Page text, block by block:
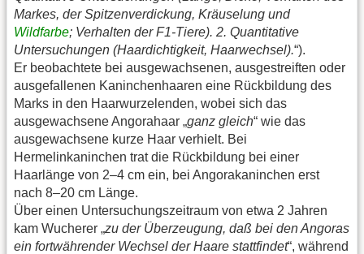
Markes, der Spitzenverdickung, Kräuselung und
Wildfarbe; Verhalten der F1-Tiere). 2. Quantitative
Untersuchungen (Haardichtigkeit, Haarwechsel).“).
Er beobachtete bei ausgewachsenen, ausgestreiften oder
ausgefallenen Kaninchenhaaren eine Rückbildung des
Marks in den Haarwurzelenden, wobei sich das
ausgewachsene Angorahaar „ganz gleich“ wie das
ausgewachsene kurze Haar verhielt. Bei
Hermelinkaninchen trat die Rückbildung bei einer
Haarlänge von 2–4 cm ein, bei Angorakaninchen erst
nach 8–20 cm Länge.
Über einen Untersuchungszeitraum von etwa 2 Jahren
kam Wucherer „zu der Überzeugung, daß bei den Angoras
ein fortwährender Wechsel der Haare stattfindet“, während